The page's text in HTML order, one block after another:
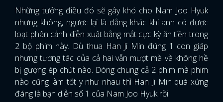
Những tưởng điều đó sẽ gây khó cho Nam Joo Hyuk
nhưng không, ngược lại là đằng khác khi anh có được
loạt phân cảnh diễn xuất bằng mắt cực kỳ ăn tiền trong
2 bộ phim này. Dù thua Han Ji Min đúng 1 con giáp
nhưng tương tác của cả hai vẫn mượt mà và không hề
bị gượng ép chút nào. Đóng chung cả 2 phim mà phim
nào cũng làm tốt y như nhau thì Han Ji Min quá xứng
đáng là bạn diễn số 1 của Nam Joo Hyuk rồi.